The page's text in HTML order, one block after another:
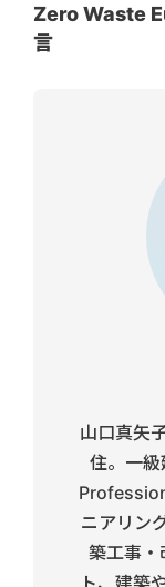
Zero Waste
言
山口真矢
住。一
ニアリン
築工事・
ト、建築